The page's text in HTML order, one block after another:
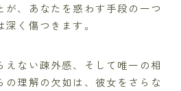
が、あなたを惑わす手段の一つ
く傷つきます。
えない疎外感、そして唯一の相
の理解の欠如は、彼女をさらな